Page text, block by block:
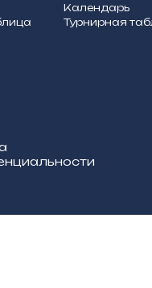
Календарь
Турнирная